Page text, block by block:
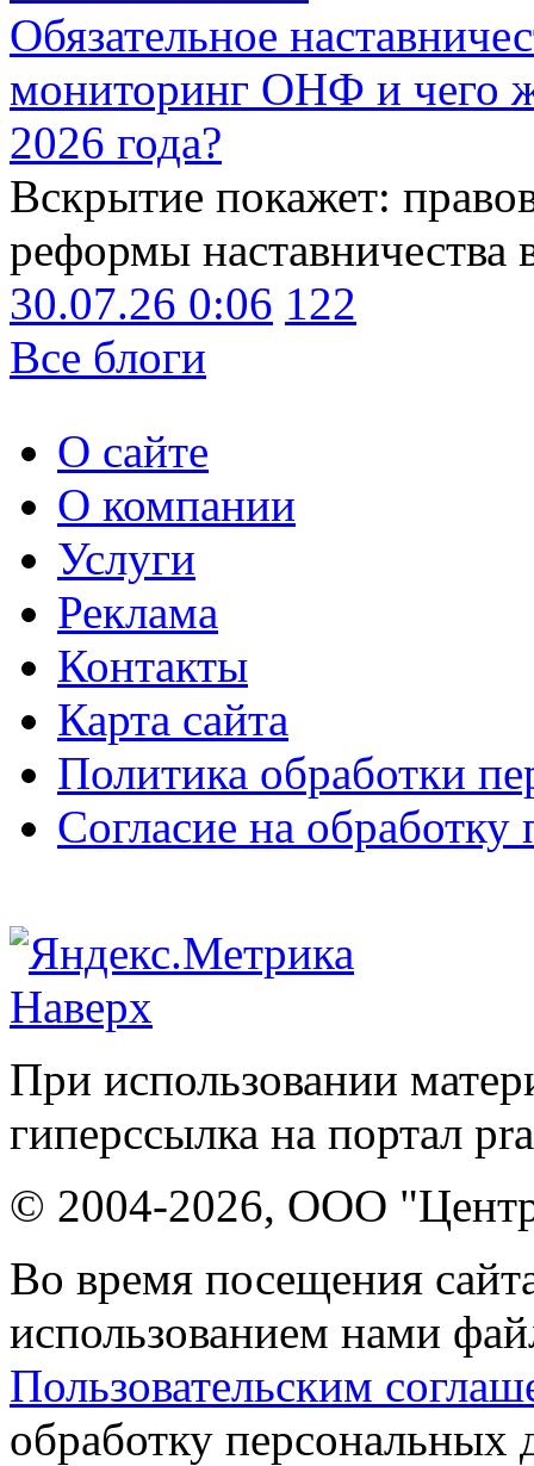
Обязательное
мониторинг ОНФ и чего
2026 года?
Вскрытие покажет:
реформы наставничества
30.07.26 0:06 122
Все блоги
О сайте
О компании
Услуги
Реклама
Контакты
Карта сайта
Политика обработки
Согласие на
Наверх
При использовании
гиперссылка на портал
© 2004-2026, ООО "Центр
Во время посещения
использованием нами
Пользовательским
обработку персональных